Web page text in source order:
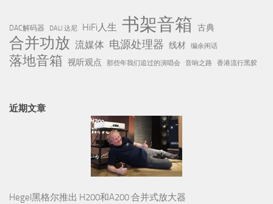
DAC解码器 DALI 达尼 HiFi人生 书架音箱 古典
合并功放 流媒体 电源处理器 线材 编余闲话
落地音箱 视听观点 那些年我们追过的演唱会 音响之路 香港流行黑胶
近期文章
Hegel黑格尔推出 H200和A200 合并式放大器